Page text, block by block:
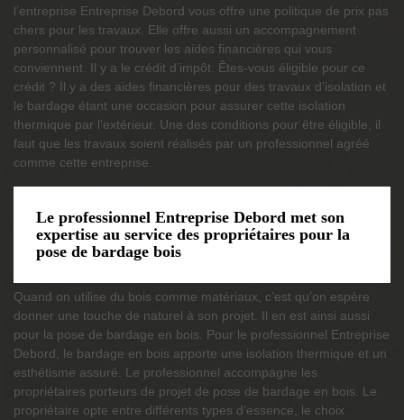
l’entreprise Entreprise Debord vous offre une politique de prix pas
chers pour les travaux. Elle offre aussi un accompagnement
personnalisé pour trouver les aides financières qui vous
conviennent. Il y a le crédit d’impôt. Êtes-vous éligible pour ce
crédit ? Il y a des aides financières pour des travaux d’isolation et
le bardage étant une occasion pour assurer cette isolation
thermique par l’extérieur. Une des conditions pour être éligible, il
faut que les travaux soient réalisés par un professionnel agréé
comme cette entreprise.
Le professionnel Entreprise Debord met son
expertise au service des propriétaires pour la
pose de bardage bois
Quand on utilise du bois comme matériaux, c’est qu’on espère
donner une touche de naturel à son projet. Il en est ainsi aussi
pour la pose de bardage en bois. Pour le professionnel Entreprise
Debord, le bardage en bois apporte une isolation thermique et un
esthétisme assuré. Le professionnel accompagne les
propriétaires porteurs de projet de pose de bardage en bois. Le
propriétaire opte entre différents types d’essence, le choix